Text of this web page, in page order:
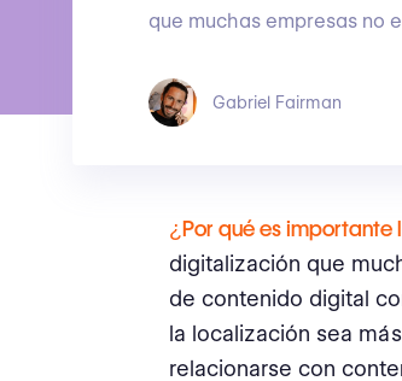
que muchas empresas no
Gabriel Fairman
¿Por qué es importante
digitalización que
de contenido digital
la localización sea
relacionarse con